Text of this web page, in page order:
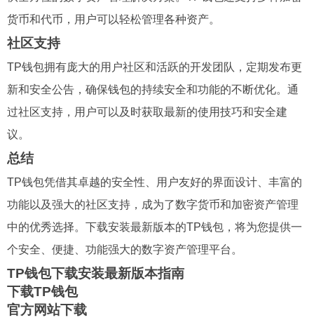
货币和代币，用户可以轻松管理各种资产。
社区支持
TP钱包拥有庞大的用户社区和活跃的开发团队，定期发布更
新和安全公告，确保钱包的持续安全和功能的不断优化。通
过社区支持，用户可以及时获取最新的使用技巧和安全建
议。
总结
TP钱包凭借其卓越的安全性、用户友好的界面设计、丰富的
功能以及强大的社区支持，成为了数字货币和加密资产管理
中的优秀选择。下载安装最新版本的TP钱包，将为您提供一
个安全、便捷、功能强大的数字资产管理平台。
TP钱包下载安装最新版本指南
下载TP钱包
官方网站下载